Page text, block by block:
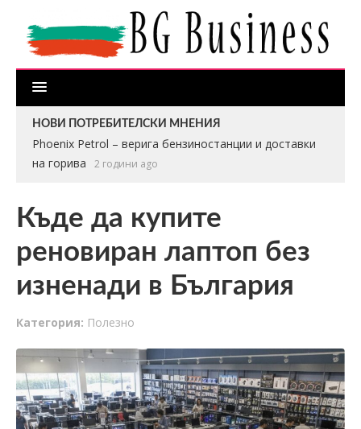
НОВИ ПОТРЕБИТЕЛСКИ МНЕНИЯ
Phoenix Petrol – верига бензиностанции и доставки
на горива
2 години ago
Къде да купите
реновиран лаптоп без
изненади в България
Категория: Полезно